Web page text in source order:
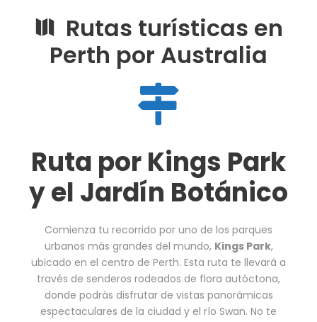
Rutas turísticas en
Perth por Australia
Ruta por Kings Park
y el Jardín Botánico
Comienza tu recorrido por uno de los parques
urbanos más grandes del mundo, Kings Park,
ubicado en el centro de Perth. Esta ruta te llevará a
través de senderos rodeados de flora autóctona,
donde podrás disfrutar de vistas panorámicas
espectaculares de la ciudad y el río Swan. No te